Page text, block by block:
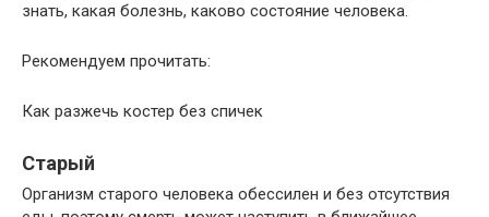
знать, какая болезнь, каково состояние человека.
Рекомендуем прочитать:
Как разжечь костер без спичек
Старый
Организм старого человека обессилен и без отсутствия